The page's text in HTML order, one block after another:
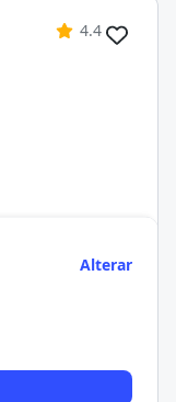
4.4
Alterar